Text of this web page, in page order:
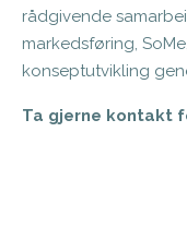
rådgivende
markedsføring,
konseptutvikling
Ta gjerne kontakt